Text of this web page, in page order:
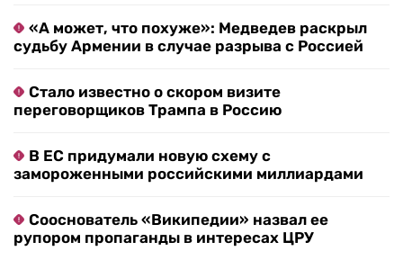
«А может, что похуже»: Медведев раскрыл
судьбу Армении в случае разрыва с Россией
Стало известно о скором визите
переговорщиков Трампа в Россию
В ЕС придумали новую схему с
замороженными российскими миллиардами
Сооснователь «Википедии» назвал ее
рупором пропаганды в интересах ЦРУ